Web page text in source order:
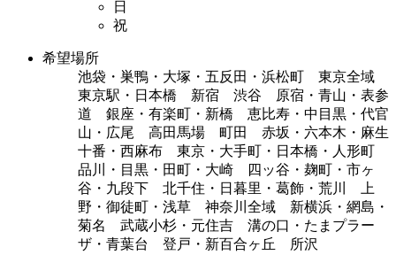
日
祝
希望場所
池袋・巣鴨・大塚・五反田・浜松町 東京全域
東京駅・日本橋 新宿 渋谷 原宿・青山・表参
道 銀座・有楽町・新橋 恵比寿・中目黒・代官
山・広尾 高田馬場 町田 赤坂・六本木・麻生
十番・西麻布 東京・大手町・日本橋・人形町
品川・目黒・田町・大崎 四ッ谷・麹町・市ヶ
谷・九段下 北千住・日暮里・葛飾・荒川 上
野・御徒町・浅草 神奈川全域 新横浜・網島・
菊名 武蔵小杉・元住吉 溝の口・たまプラー
ザ・青葉台 登戸・新百合ヶ丘 所沢